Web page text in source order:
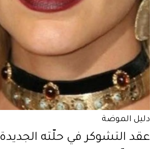
دليل الموضة
عقد التشوكر في حلّته الجديدة